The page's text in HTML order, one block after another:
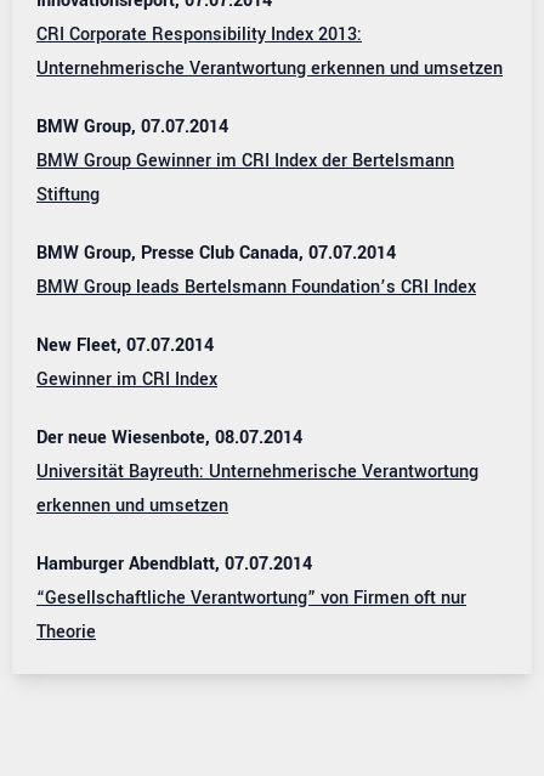
CRI Corporate Responsibility Index 2013:
Unternehmerische Verantwortung erkennen und umsetzen
BMW Group, 07.07.2014
BMW Group Gewinner im CRI Index der Bertelsmann
Stiftung
BMW Group, Presse Club Canada, 07.07.2014
BMW Group leads Bertelsmann Foundation’s CRI Index
New Fleet, 07.07.2014
Gewinner im CRI Index
Der neue Wiesenbote, 08.07.2014
Universität Bayreuth: Unternehmerische Verantwortung
erkennen und umsetzen
Hamburger Abendblatt, 07.07.2014
“Gesellschaftliche Verantwortung” von Firmen oft nur
Theorie